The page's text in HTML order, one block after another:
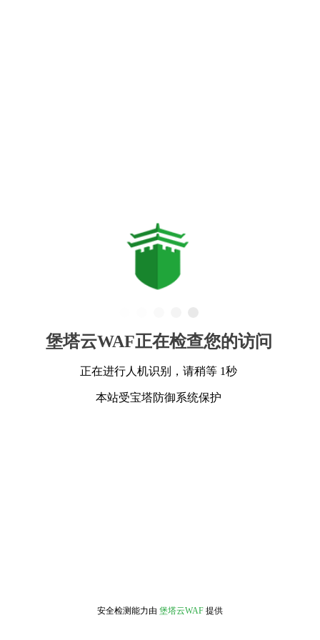
堡塔云WAF正在检查您的访问
正在进行人机识别，请稍等 1秒
本站受宝塔防御系统保护
安全检测能力由 堡塔云WAF 提供